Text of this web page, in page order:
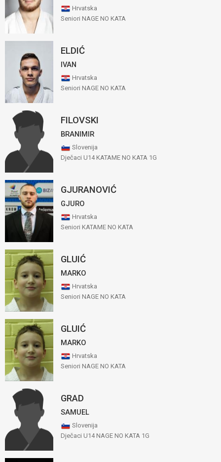
Hrvatska
Seniori NAGE NO KATA
ELDIĆ
IVAN
Hrvatska
Seniori NAGE NO KATA
FILOVSKI
BRANIMIR
Slovenija
Dječaci U14 KATAME NO KATA 1G
GJURANOVIĆ
GJURO
Hrvatska
Seniori KATAME NO KATA
GLUIĆ
MARKO
Hrvatska
Seniori NAGE NO KATA
GLUIĆ
MARKO
Hrvatska
Seniori NAGE NO KATA
GRAD
SAMUEL
Slovenija
Dječaci U14 NAGE NO KATA 1G